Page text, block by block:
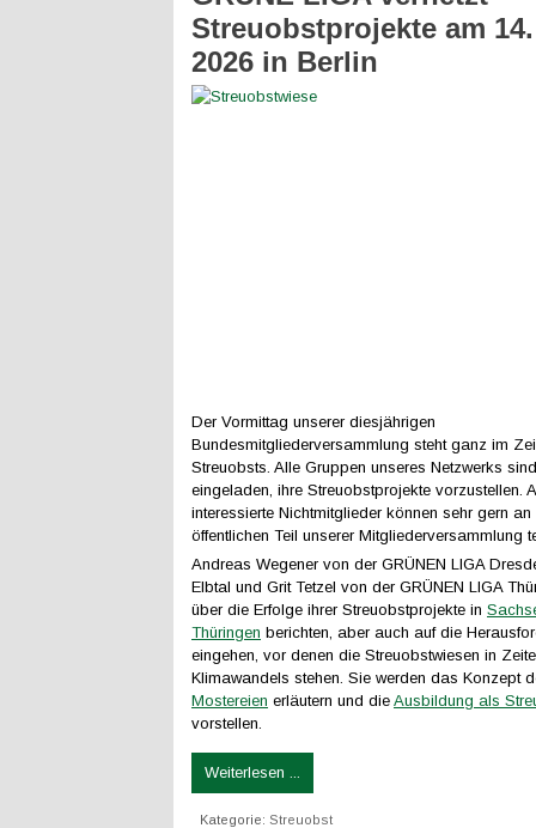
Streuobstprojekte am
2026 in Berlin
Der Vormittag unserer diesjährigen
Bundesmitgliederversammlung steht ganz im
Streuobsts. Alle Gruppen unseres Netzwerks
eingeladen, ihre Streuobstprojekte vorzustellen.
interessierte Nichtmitglieder können sehr gern
öffentlichen Teil unserer Mitgliederversammlung
Andreas Wegener von der GRÜNEN LIGA
Elbtal und Grit Tetzel von der GRÜNEN LIGA
über die Erfolge ihrer Streuobstprojekte in
Thüringen berichten, aber auch auf die
eingehen, vor denen die Streuobstwiesen in
Klimawandels stehen. Sie werden das Konzept
Mostereien erläutern und die Ausbildung als
vorstellen.
Weiterlesen ...
Kategorie: Streuobst